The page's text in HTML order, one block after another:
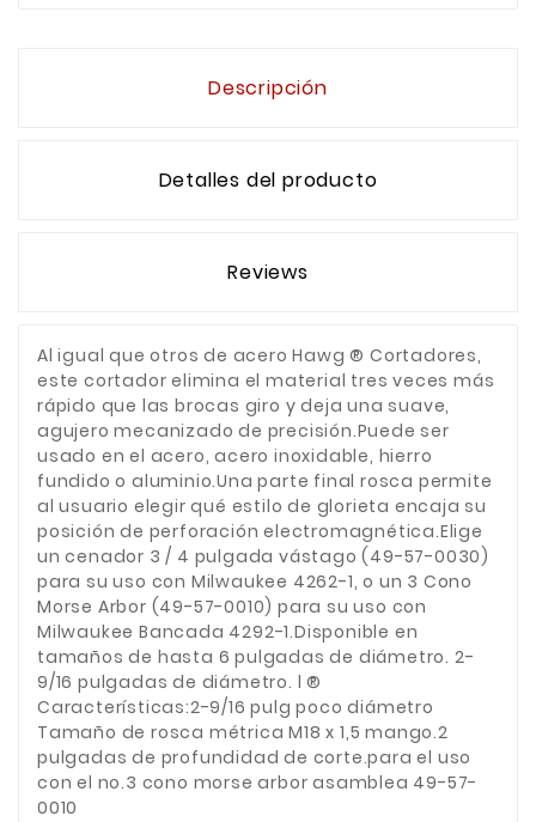
Descripción
Detalles del producto
Reviews
Al igual que otros de acero Hawg ® Cortadores,
este cortador elimina el material tres veces más
rápido que las brocas giro y deja una suave,
agujero mecanizado de precisión.Puede ser
usado en el acero, acero inoxidable, hierro
fundido o aluminio.Una parte final rosca permite
al usuario elegir qué estilo de glorieta encaja su
posición de perforación electromagnética.Elige
un cenador 3 / 4 pulgada vástago (49-57-0030)
para su uso con Milwaukee 4262-1, o un 3 Cono
Morse Arbor (49-57-0010) para su uso con
Milwaukee Bancada 4292-1.Disponible en
tamaños de hasta 6 pulgadas de diámetro. 2-
9/16 pulgadas de diámetro. l ®
Características:2-9/16 pulg poco diámetro
Tamaño de rosca métrica M18 x 1,5 mango.2
pulgadas de profundidad de corte.para el uso
con el no.3 cono morse arbor asamblea 49-57-
0010